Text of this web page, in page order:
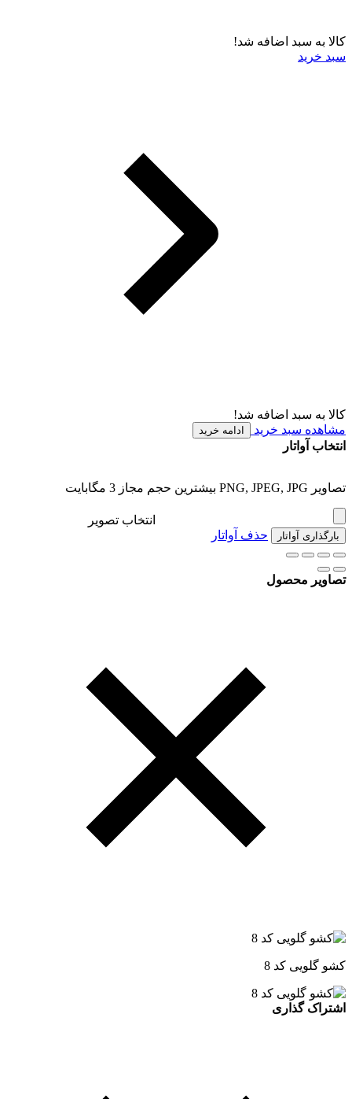
کالا به سبد اضافه شد!
سبد خرید
کالا به سبد اضافه شد!
مشاهده سبد خرید
ادامه خرید
انتخاب آواتار
تصاویر PNG, JPEG, JPG بیشترین حجم مجاز 3 مگابایت
انتخاب تصویر
بارگذاری آواتار حذف آواتار
تصاویر محصول
کشو گلویی کد 8
اشتراک گذاری